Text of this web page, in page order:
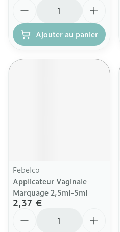
Ajouter au panier
Febelco
Applicateur Vaginale
Marquage 2,5ml-5ml
2,37 €